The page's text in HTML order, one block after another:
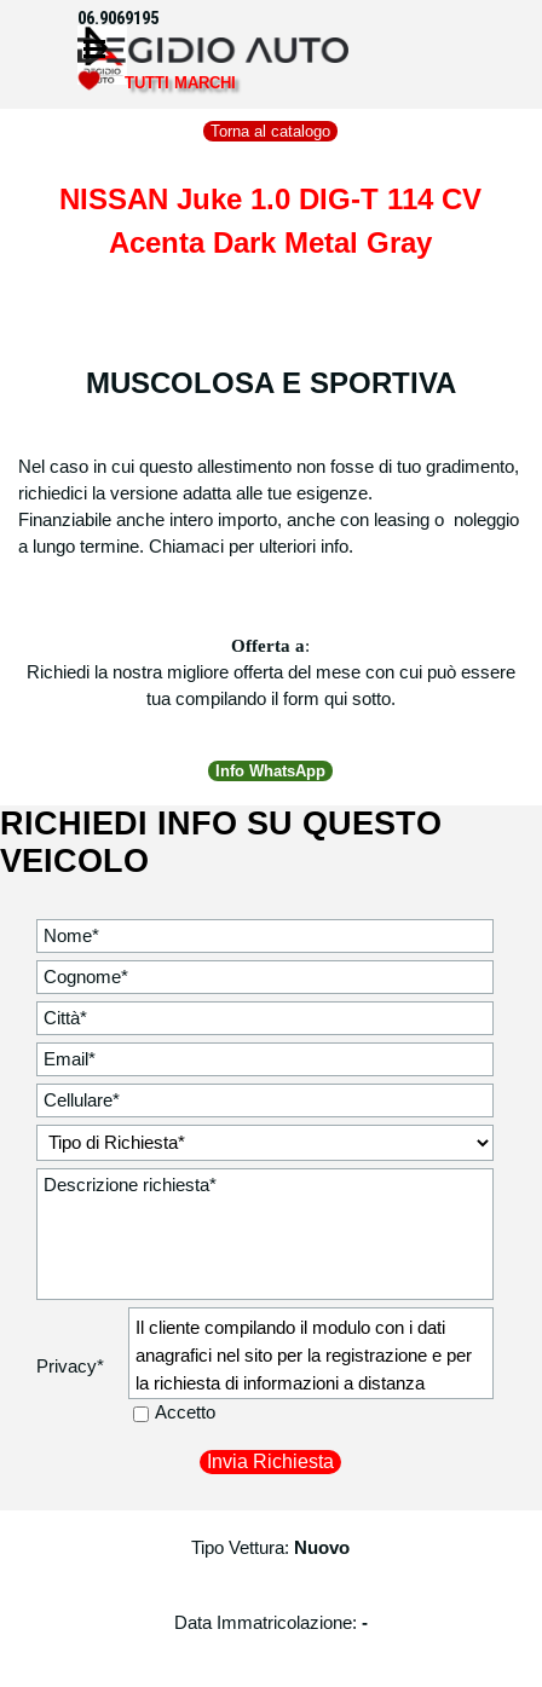
Vai ai contenuti
Salta menù
06.9069195
TUTTI MARCHI
Torna al catalogo
NISSAN Juke 1.0 DIG-T 114 CV
Acenta Dark Metal Gray
MUSCOLOSA E SPORTIVA
Nel caso in cui questo allestimento non fosse di tuo gradimento,
richiedici la versione adatta alle tue esigenze.
Finanziabile anche intero importo, anche con leasing o noleggio
a lungo termine. Chiamaci per ulteriori info.
Offerta a:
Richiedi la nostra migliore offerta del mese con cui può essere
tua compilando il form qui sotto.
Info WhatsApp
RICHIEDI INFO SU QUESTO
VEICOLO
Privacy*
Il cliente compilando il modulo con i dati
anagrafici nel sito per la registrazione e per
la richiesta di informazioni a distanza
autorizza la Degidio Auto srl a comunicare i
recapito telefonico) ai corrieri di fiducia
presso il proprio indirizzo.
procedure per l'esecuzione del contratto e le
Accetto
Tipo Vettura: Nuovo
Data Immatricolazione: -